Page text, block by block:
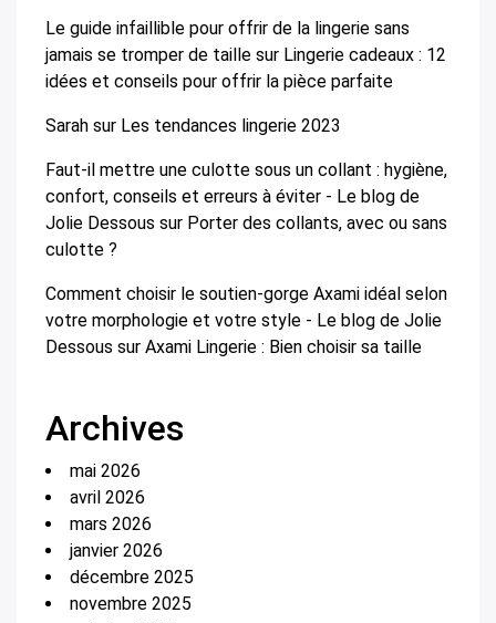
Le guide infaillible pour offrir de la lingerie sans
jamais se tromper de taille sur Lingerie cadeaux : 12
idées et conseils pour offrir la pièce parfaite
Sarah sur Les tendances lingerie 2023
Faut-il mettre une culotte sous un collant : hygiène,
confort, conseils et erreurs à éviter - Le blog de
Jolie Dessous sur Porter des collants, avec ou sans
culotte ?
Comment choisir le soutien-gorge Axami idéal selon
votre morphologie et votre style - Le blog de Jolie
Dessous sur Axami Lingerie : Bien choisir sa taille
Archives
mai 2026
avril 2026
mars 2026
janvier 2026
décembre 2025
novembre 2025